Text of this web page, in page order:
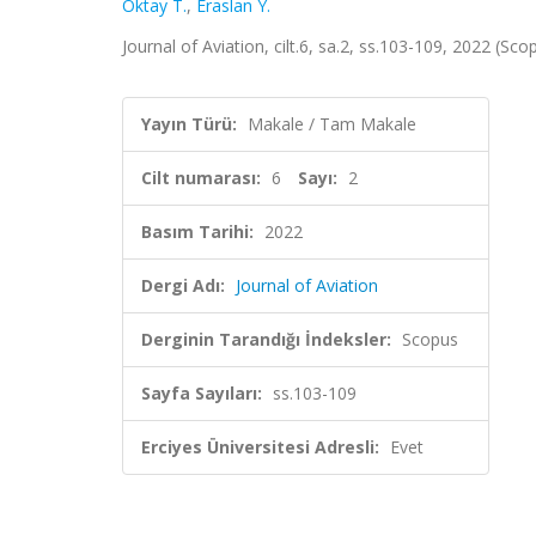
Oktay T., Eraslan Y.
Journal of Aviation, cilt.6, sa.2, ss.103-109, 2022
Yayın Türü: Makale / Tam Makale
Cilt numarası: 6 Sayı: 2
Basım Tarihi: 2022
Dergi Adı: Journal of Aviation
Derginin Tarandığı İndeksler: Scopus
Sayfa Sayıları: ss.103-109
Erciyes Üniversitesi Adresli: Evet